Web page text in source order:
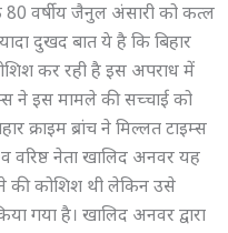
80 वर्षीय जैनुल अंसारी को कत्ल
दुखद बात ये है कि बिहार
कर रही है इस अपराध में
ने इस मामले की सच्चाई को
क्राइम ब्रांच ने मिल्लत टाइम्स
नेता खालिद अनवर यह
की कोशिश थी लेकिन उसे
गया है। खालिद अनवर द्वारा